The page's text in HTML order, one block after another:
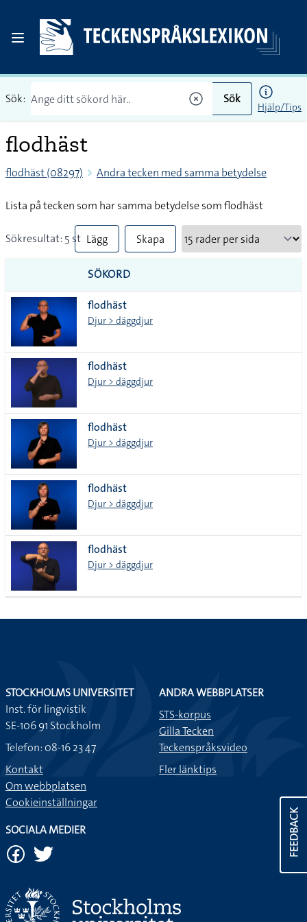
Sök: Sök
Hjälp/Tips
flodhäst
flodhäst (08297) Andra tecken med samma betydelse
Lista på tecken som har samma betydelse som flodhäst
Sökresultat: 5 st Lägg
till
alla i
lista
Skapa
SÖKORD
flodhäst
Djur > däggdjur
flodhäst
Djur > däggdjur
flodhäst
Djur > däggdjur
flodhäst
Djur > däggdjur
flodhäst
Djur > däggdjur
FEEDBACK
STOCKHOLMS UNIVERSITET
Inst. för lingvistik
SE-106 91 Stockholm
Telefon: 08-16 23 47
Kontakt
Om webbplatsen
Cookieinställningar
ANDRA WEBBPLATSER
STS-korpus
Gilla Tecken
Teckenspråksvideo
Fler länktips
SOCIALA MEDIER